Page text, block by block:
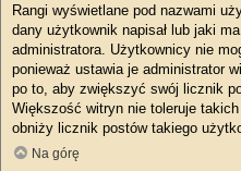
Rangi wyświetlane pod nazwami
dany użytkownik napisał lub jaki
administratora. Użytkownicy nie
ponieważ ustawia je administrator
po to, aby zwiększyć swój licznik
Większość witryn nie toleruje
obniży licznik postów takiego
Na górę